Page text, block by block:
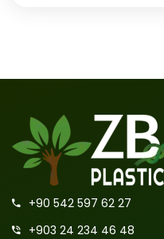
+90 542 597 62 27
+903 24 234 46 48